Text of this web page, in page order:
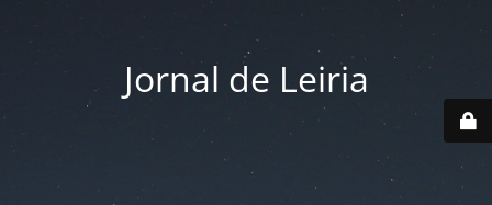
Jornal de Leiria